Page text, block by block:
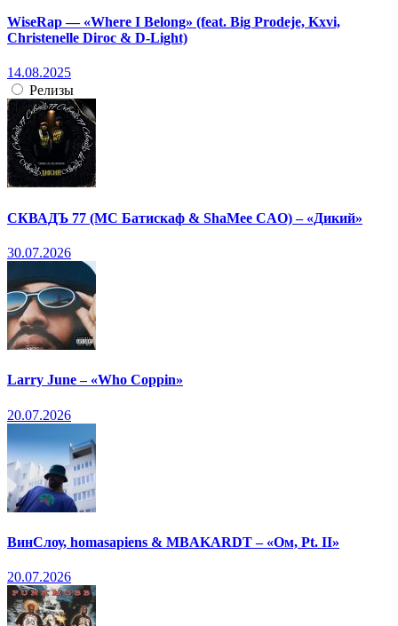
WiseRap — «Where I Belong» (feat. Big Prodeje, Kxvi,
Christenelle Diroc & D-Light)
14.08.2025
Релизы
СКВАДЪ 77 (МС Батискаф & ShaMee CAO) – «Дикий»
30.07.2026
Larry June – «Who Coppin»
20.07.2026
ВинСлоу, homasapiens & MBAKARDT – «Ом, Pt. II»
20.07.2026